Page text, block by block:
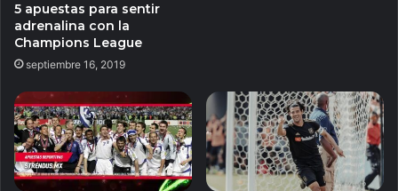
5 apuestas para sentir
adrenalina con la
Champions League
septiembre 16, 2019